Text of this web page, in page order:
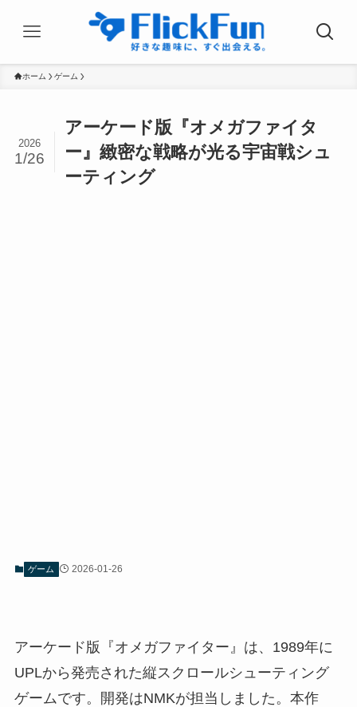
ホーム ゲーム
アーケード版『オメガファイタ
ー』緻密な戦略が光る宇宙戦シュ
ーティング
2026
1/26
ゲーム 2026-01-26
アーケード版『オメガファイター』は、1989年に
UPLから発売された縦スクロールシューティング
ゲームです。開発はNMKが担当しました。本作